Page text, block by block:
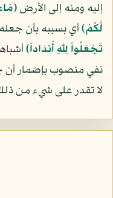
إليه ومنه إلى الأرض
لَّكُمْ﴾أي بسببه بأن
تَجْعَلُواْ لِلّهِ أَندَاداً﴾
نفي منصوب بإضمار أن
لا تقدر على شيء من